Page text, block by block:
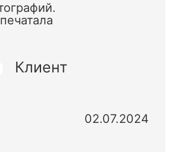
Клиент
02.07.2024